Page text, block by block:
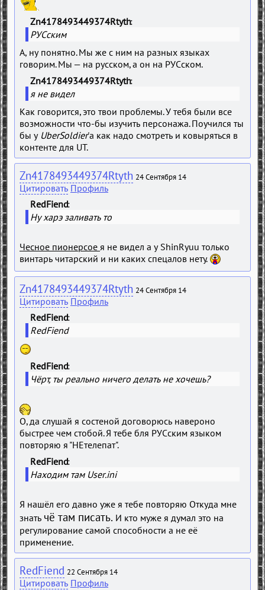
Zn4178493449374Rtyth
РУСским
А, ну понятно. Мы же с ним на разных языках
говорим. Мы — на русском, а он на РУСском.
Zn4178493449374Rtyth
я не видел
Как говорится, это твои проблемы. У тебя были все
возможности что-бы изучить персонажа. Поучился ты
бы у UberSoldier'а как надо смотреть и ковыряться в
контенте для UT.
Zn4178493449374Rtyth 24 Сентября 14
Цитировать Профиль
RedFiend
Ну харэ заливать то
Чесное пионерсое я не видел а у ShinRyuu только
винтарь читарский и ни каких спецалов нету.
Zn4178493449374Rtyth 24 Сентября 14
Цитировать Профиль
RedFiend
RedFiend
RedFiend
Чёрт, ты реально ничего делать не хочешь?
О, да слушай я состеной договорюсь навероно
быстрее чем стобой. Я тебе бля РУСским языком
повторяю я "НЕтелепат".
RedFiend
Находим там User.ini
Я нашёл его давно уже я тебе повторяю Откуда мне
знать чё там писать. И кто муже я думал это на
регулирование самой способности а не её
применение.
RedFiend 22 Сентября 14
Цитировать Профиль